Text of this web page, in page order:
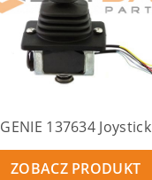
GENIE 137634 Joystick
ZOBACZ PRODUKT